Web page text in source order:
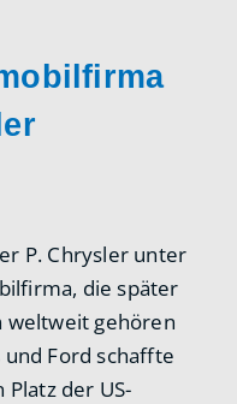
P. Chrysler unter
die später
weltweit gehören
Ford schaffte
der US-